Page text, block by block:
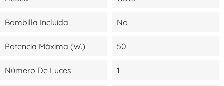
Bombilla Incluida No
Potencia Máxima (W.) 50
Número De Luces 1